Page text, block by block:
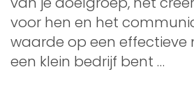
voor hen en het
waarde op een effectieve
een klein bedrijf bent …